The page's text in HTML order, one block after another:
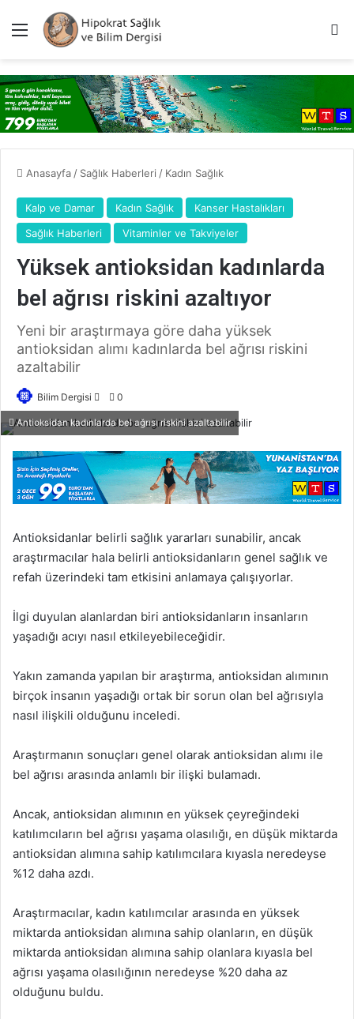
Menü
Anasayfa / Sağlık Haberleri / Kadın Sağlık
Kalp ve Damar Kadın Sağlık
Kanser Hastalıkları
Sağlık Haberleri
Vitaminler ve Takviyeler
Yüksek antioksidan kadınlarda
bel ağrısı riskini azaltıyor
Yeni bir araştırmaya göre daha yüksek
antioksidan alımı kadınlarda bel ağrısı riskini
azaltabilir
Bilim Dergisi
r
e
-
p
n
d
r
m
e
0
Antioksidan kadınlarda bel ağrısı riskini azaltabilir
Antioksidanlar belirli sağlık yararları sunabilir, ancak
araştırmacılar hala belirli antioksidanların genel sağlık ve
refah üzerindeki tam etkisini anlamaya çalışıyorlar.
İlgi duyulan alanlardan biri antioksidanların insanların
yaşadığı acıyı nasıl etkileyebileceğidir.
Yakın zamanda yapılan bir araştırma, antioksidan alımının
birçok insanın yaşadığı ortak bir sorun olan bel ağrısıyla
nasıl ilişkili olduğunu inceledi.
Araştırmanın sonuçları genel olarak antioksidan alımı ile
bel ağrısı arasında anlamlı bir ilişki bulamadı.
Ancak, antioksidan alımının en yüksek çeyreğindeki
katılımcıların bel ağrısı yaşama olasılığı, en düşük miktarda
antioksidan alımına sahip katılımcılara kıyasla neredeyse
%12 daha azdı.
Araştırmacılar, kadın katılımcılar arasında en yüksek
miktarda antioksidan alımına sahip olanların, en düşük
miktarda antioksidan alımına sahip olanlara kıyasla bel
ağrısı yaşama olasılığının neredeyse %20 daha az
olduğunu buldu.